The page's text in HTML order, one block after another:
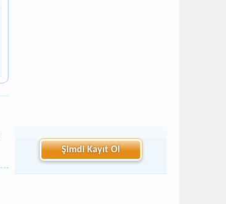
Şimdi Kayıt Ol